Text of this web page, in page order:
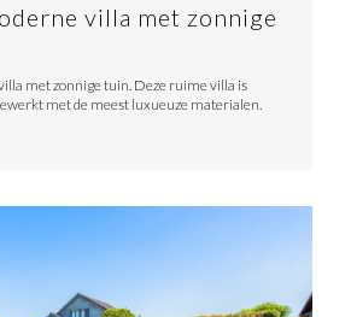
villa met zonnige
met zonnige tuin. Deze ruime villa is
met de meest luxueuze materialen.